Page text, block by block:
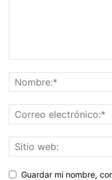
Guardar mi nombre,